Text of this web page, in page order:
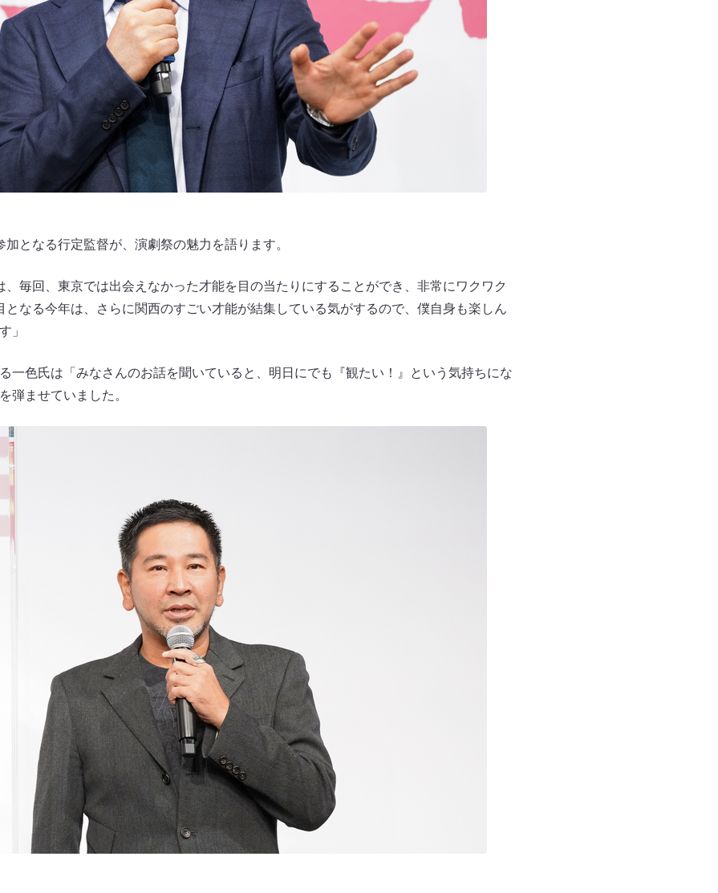
となる行定監督が、演劇祭の魅力を語ります。
、毎回、東京では出会えなかった才能を目の当たりにすることができ、非常にワクワク
となる今年は、さらに関西のすごい才能が結集している気がするので、僕自身も楽しん
」
一色氏は「みなさんのお話を聞いていると、明日にでも『観たい！』という気持ちにな
弾ませていました。